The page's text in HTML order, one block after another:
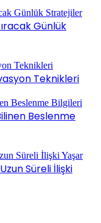
Günlük
Teknikleri
Beslenme
Süreli İlişki